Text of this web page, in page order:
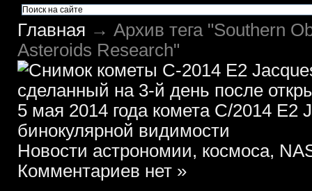
Главная → Архив тега "Southern
Asteroids Research"
5 мая 2014 года комета C/2014 E2
бинокулярной видимости
Новости астрономии, космоса,
Комментариев нет »